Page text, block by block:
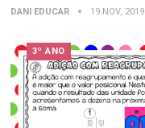
DANI EDUCAR 19 NOV, 2019
3º ANO